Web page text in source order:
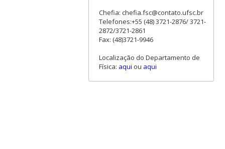
Chefia: chefia.fsc@contato.ufsc.br
Telefones:+55 (48) 3721-2876/ 3721-
2872/3721-2861
Fax: (48)3721-9946
Localização do Departamento de
Física: aqui ou aqui